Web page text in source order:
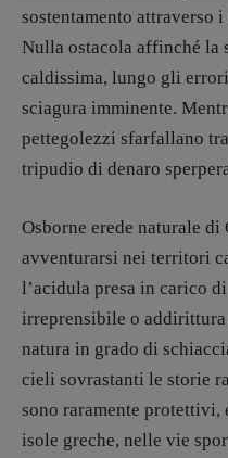
sostentamento attraverso
Nulla ostacola affinché la
caldissima, lungo gli
sciagura imminente.
pettegolezzi sfarfallano
tripudio di denaro
Osborne erede naturale di
avventurarsi nei territori
l’acidula presa in carico
irreprensibile o
natura in grado di
cieli sovrastanti le storie
sono raramente
isole greche, nelle vie